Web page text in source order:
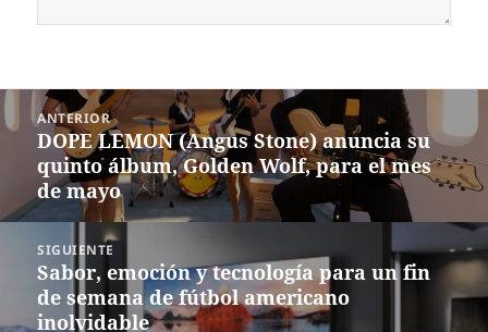
Navegación
de
entradas
ANTERIOR
Entrada
anterior:
DOPE LEMON (Angus Stone) anuncia su
quinto álbum, Golden Wolf, para el mes
de mayo
SIGUIENTE
Siguiente
entrada:
Sabor, emoción y tecnología para un fin
de semana de fútbol americano
inolvidable